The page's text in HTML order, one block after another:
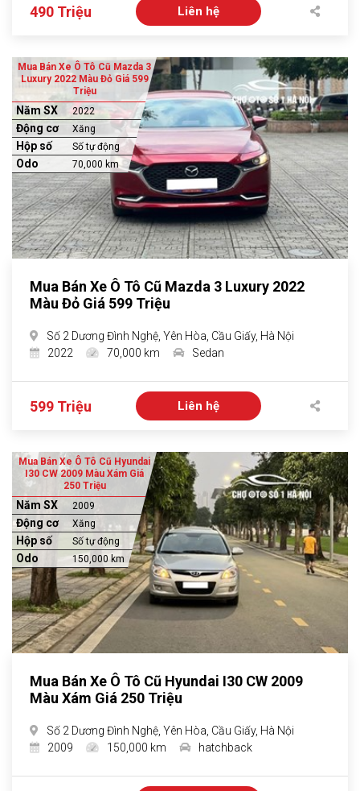
490 Triệu Liên hệ
Mua Bán Xe Ô Tô Cũ Mazda 3
Luxury 2022 Màu Đỏ Giá 599
Triệu
Năm SX 2022
Động cơ Xăng
Hộp số Số tự động
Odo 70,000 km
Mua Bán Xe Ô Tô Cũ Mazda 3 Luxury 2022
Màu Đỏ Giá 599 Triệu
Số 2 Dương Đình Nghệ, Yên Hòa, Cầu Giấy, Hà Nội
2022
70,000 km Sedan
599 Triệu Liên hệ
Mua Bán Xe Ô Tô Cũ Hyundai
I30 CW 2009 Màu Xám Giá
250 Triệu
Năm SX 2009
Động cơ Xăng
Hộp số Số tự động
Odo 150,000 km
Mua Bán Xe Ô Tô Cũ Hyundai I30 CW 2009
Màu Xám Giá 250 Triệu
Số 2 Dương Đình Nghệ, Yên Hòa, Cầu Giấy, Hà Nội
2009
150,000 km hatchback